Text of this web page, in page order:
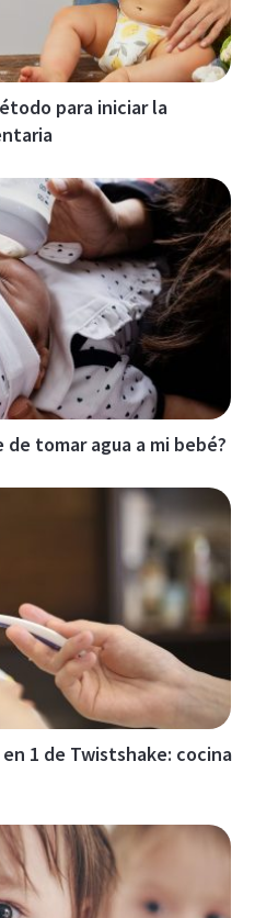
para iniciar la
de tomar agua a mi bebé?
1 de Twistshake: cocina